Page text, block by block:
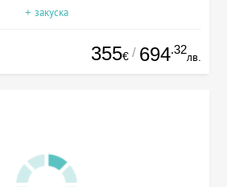
+ закуска
355€ / 694.32
лв.